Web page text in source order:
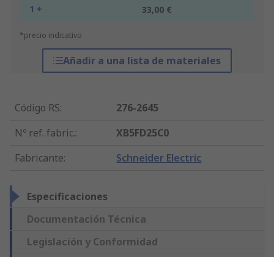
1 + 33,00 €
*precio indicativo
Añadir a una lista de materiales
Código RS:
276-2645
Nº ref. fabric.:
XB5FD25C0
Fabricante: Schneider Electric
Especificaciones
Documentación Técnica
Legislación y Conformidad